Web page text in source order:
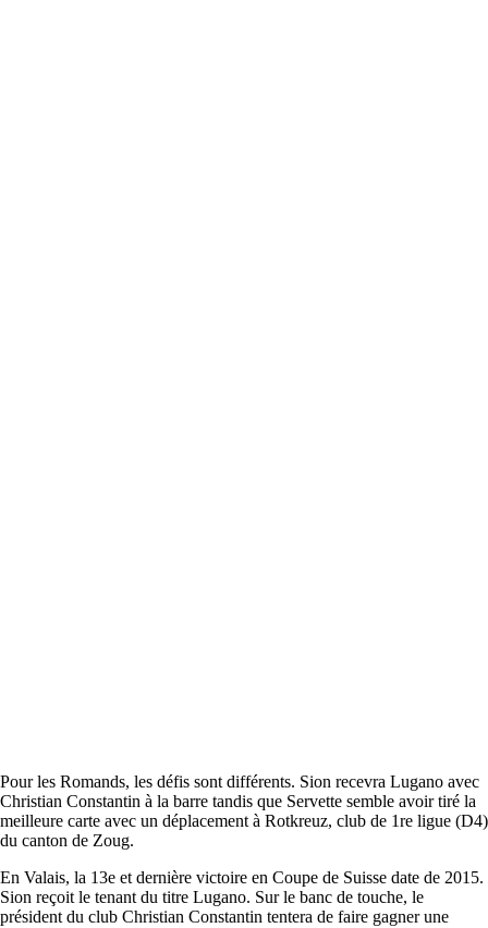
Pour les Romands, les défis sont différents. Sion recevra Lugano avec
Christian Constantin à la barre tandis que Servette semble avoir tiré la
meilleure carte avec un déplacement à Rotkreuz, club de 1re ligue (D4)
du canton de Zoug.
En Valais, la 13e et dernière victoire en Coupe de Suisse date de 2015.
Sion reçoit le tenant du titre Lugano. Sur le banc de touche, le
président du club Christian Constantin tentera de faire gagner une